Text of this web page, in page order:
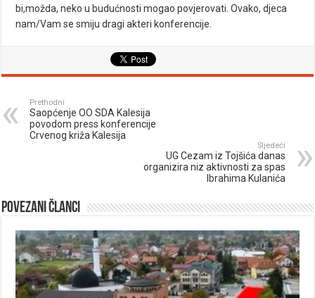
bi,možda, neko u budućnosti mogao povjerovati. Ovako, djeca
nam/Vam se smiju dragi akteri konferencije.
Prethodni
Saopćenje OO SDA Kalesija
povodom press konferencije
Crvenog križa Kalesija
Sljedeći
UG Cezam iz Tojšića danas
organizira niz aktivnosti za spas
Ibrahima Kulanića
Povezani članci